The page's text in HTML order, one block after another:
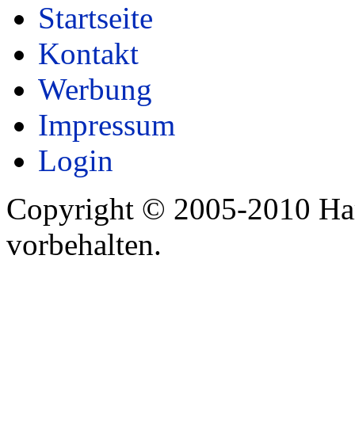
Startseite
Kontakt
Werbung
Impressum
Login
Copyright © 2005-2010
vorbehalten.